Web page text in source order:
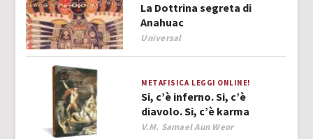
La Dottrina segreta di
Anahuac
Author
Universal
METAFISICA LEGGI ONLINE!
Si, c’è inferno. Si, c’è
diavolo. Si, c’è karma
Author
V.M. Samael Aun Weor